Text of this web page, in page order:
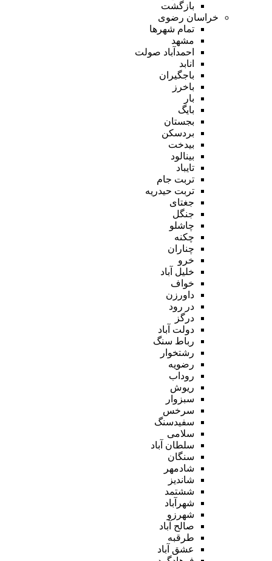
بازگشت
خراسان رضوی
تمام شهر‌ها
مشهد
احمدآباد صولت
انابد
باجگیران
باخرز
بار
بایگ
بجستان
بردسکن
بیدخت
بینالود
تایباد
تربت جام
تربت حیدریه
جغتای
جنگل
چاشلو
چکنه
چناران
خرو
خلیل آباد
خواف
داورزن
در رود
درگز
دولت آباد
رباط سنگ
رشتخوار
رضویه
روداب
ریوش
سبزوار
سرخس
سفیدسنگ
سلامی
سلطان آباد
سنگان
شادمهر
شاندیز
ششتمد
شهرآباد
شهرزو
صالح آباد
طرقبه
عشق آباد